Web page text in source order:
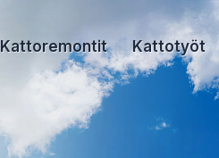
Kattoremontit Kattotyöt